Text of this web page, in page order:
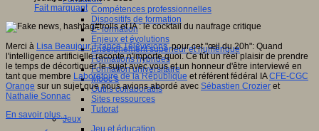
Compétences professionnelles
Dispositifs de formation
E- formation
Enjeux et évolutions
Enseignement supérieur et numérique
Formations hybrides
Formation universitaire
Mooc’s
Outils collaboratifs
Sites ressources
Tutorat
Jeux
Jeu et éducation
Fait marquant
Merci à Lisa Beaujour,France Télévisionspour cet "œil du 20h": Quand
l'intelligence artificielle raconte n'importe quoi. Ce fût un réel plaisir de prendre
le temps de décortiquer le sujet avec vous et un honneur d'être interviewé en
tant que membre Laboratoire de la République et référent fédéral IACFE-CGC
Orange sur un sujet que nous avions abordé avec Sébastien Crozier et
Nathalie Sonnac
En savoir plus...